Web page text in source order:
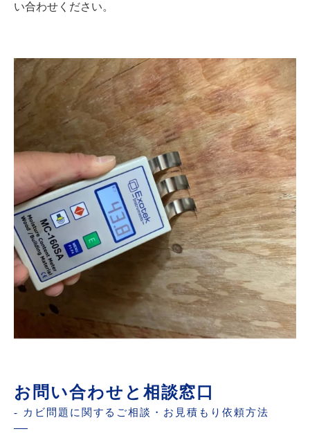
い合わせください。
お問い合わせと相談窓口
- カビ問題に関するご相談・お見積もり依頼方法